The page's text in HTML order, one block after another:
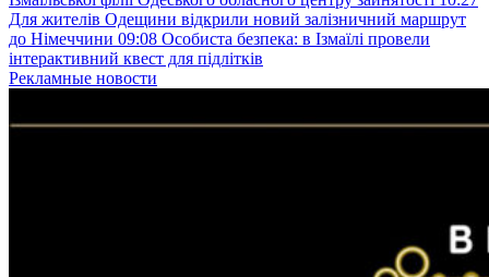
Для жителів Одещини відкрили новий залізничний маршрут
до Німеччини 09:08 Особиста безпека: в Ізмаїлі провели
інтерактивний квест для підлітків
Рекламные новости